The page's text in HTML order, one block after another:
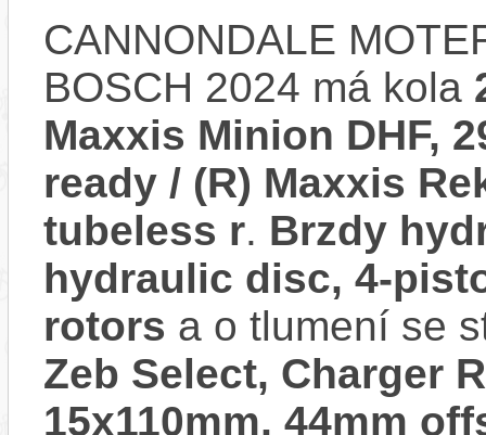
CANNONDALE
BOSCH 2024 má kola
Maxxis Minion DHF,
ready / (R) Maxxis
tubeless r. Brzdy
hydraulic disc, 4-
rotors a o tlumení se
Zeb Select, Charger
15x110mm, 44mm